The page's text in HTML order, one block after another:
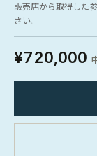
販売店から取得した
さい。
¥720,000